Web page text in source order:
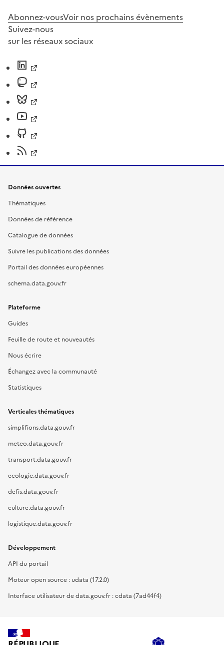
Abonnez-vousVoir nos prochains évènements
Suivez-nous
sur les réseaux sociaux
Données ouvertes
Thématiques
Données de référence
Catalogue de données
Suivre les publications des données
Portail des données européennes
schema.data.gouv.fr
Plateforme
Guides
Feuille de route et nouveautés
Nous écrire
Échangez avec la communauté
Statistiques
Verticales thématiques
simplifions.data.gouv.fr
meteo.data.gouv.fr
transport.data.gouv.fr
ecologie.data.gouv.fr
defis.data.gouv.fr
culture.data.gouv.fr
logistique.data.gouv.fr
Développement
API du portail
Moteur open source : udata (17.2.0)
Interface utilisateur de data.gouv.fr : cdata (7ad44f4)